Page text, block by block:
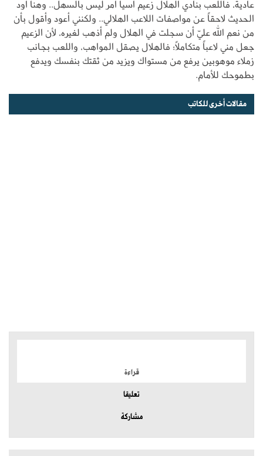
عادية، فاللعب بنادي الهلال زعيم آسيا أمر ليس بالسهل.. وهنا أود
الحديث لاحقاً عن مواصفات اللاعب الهلالي.. ولكنني أعود وأقول بأن
من نعم الله عليّ أن سجلت في الهلال ولم أذهب لغيره، لأن الزعيم
جعل مني لاعباً متكاملاً؛ فالهلال يصقل المواهب، واللعب بجانب
زملاء موهوبين يرفع من مستواك ويزيد من ثقتك بنفسك ويدفع
بطموحك للأمام.
مقالات أخرى للكاتب
قراءة
تعليقا
مشاركة